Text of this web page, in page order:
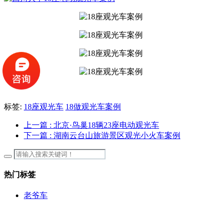
标签: 18座观光车 18做观光车案例
上一篇 : 北京·鸟巢18辆23座电动观光车
下一篇 : 湖南云台山旅游景区观光小火车案例
热门标签
老爷车